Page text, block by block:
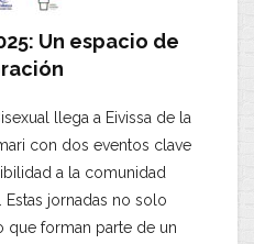
Un espacio de
llega a Eivissa de la
con dos eventos clave
a la comunidad
Estas jornadas no solo
que forman parte de un